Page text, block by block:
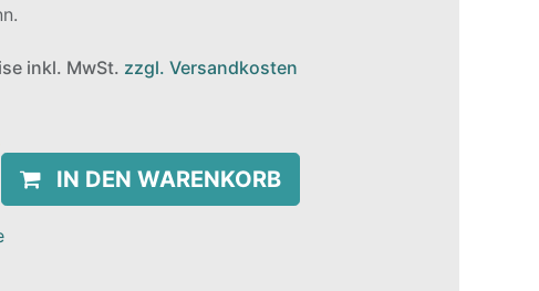
inkl. MwSt. zzgl. Versandkosten
IN DEN WARENKORB